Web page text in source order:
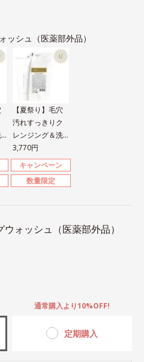
ッシュ（医薬部外品）
【夏祭り】毛穴
汚れすっきりク
レンジング＆洗
顔セット
3,770円
キャンペーン
数量限定
ォッシュ（医薬部外品）
定期購入
通常購入より10%OFF!